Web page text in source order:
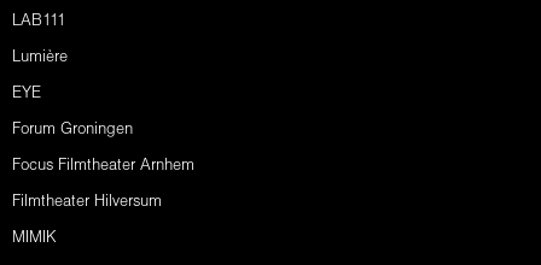
LAB111
Lumière
EYE
Forum Groningen
Focus Filmtheater Arnhem
Filmtheater Hilversum
MIMIK